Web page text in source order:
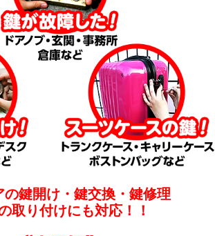
の鍵開け・鍵交換・鍵修理
取り付けにも対応！！